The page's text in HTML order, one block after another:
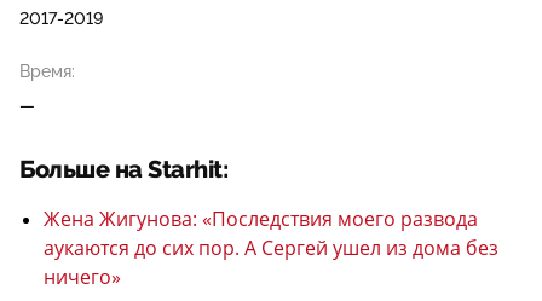
2017-2019
Время:
—
Больше на Starhit:
Жена Жигунова: «Последствия моего развода
аукаются до сих пор. А Сергей ушел из дома без
ничего»